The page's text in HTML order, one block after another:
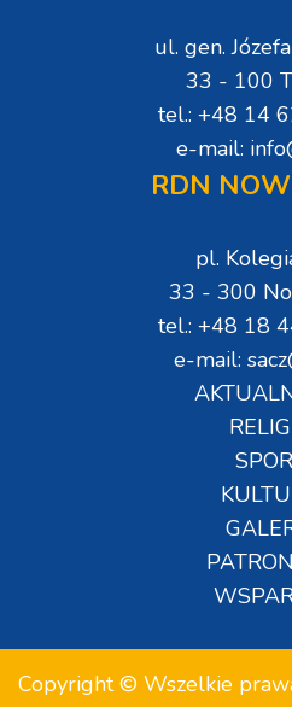
ul. gen.
33 - 100
tel.: +48 14
e-mail:
RDN
pl.
33 - 300
tel.: +48 18
e-mail:
Copyright © Wszelkie